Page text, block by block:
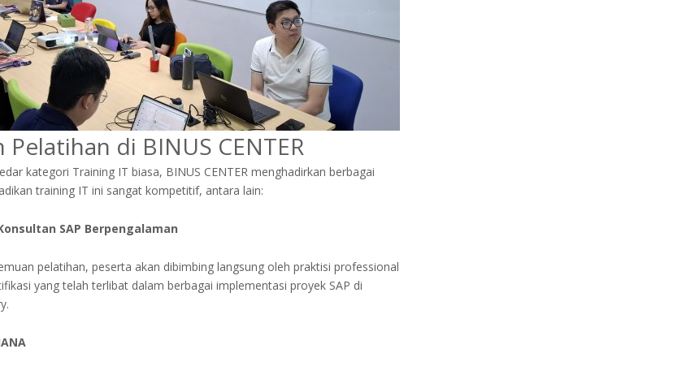
Pelatihan di BINUS CENTER
kategori Training IT biasa, BINUS CENTER menghadirkan berbagai
training IT ini sangat kompetitif, antara lain:
SAP Berpengalaman
pelatihan, peserta akan dibimbing langsung oleh praktisi professional
yang telah terlibat dalam berbagai implementasi proyek SAP di